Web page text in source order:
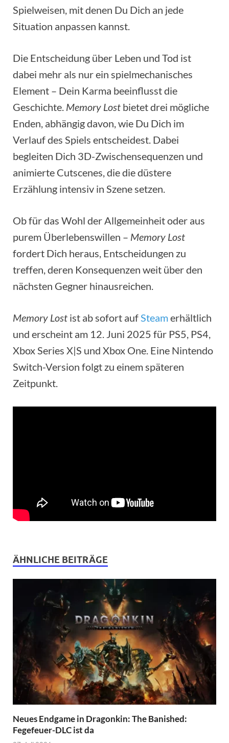
Spielweisen, mit denen Du Dich an jede
Situation anpassen kannst.
Die Entscheidung über Leben und Tod ist
dabei mehr als nur ein spielmechanisches
Element – Dein Karma beeinflusst die
Geschichte. Memory Lost bietet drei mögliche
Enden, abhängig davon, wie Du Dich im
Verlauf des Spiels entscheidest. Dabei
begleiten Dich 3D-Zwischensequenzen und
animierte Cutscenes, die die düstere
Erzählung intensiv in Szene setzen.
Ob für das Wohl der Allgemeinheit oder aus
purem Überlebenswillen – Memory Lost
fordert Dich heraus, Entscheidungen zu
treffen, deren Konsequenzen weit über den
nächsten Gegner hinausreichen.
Memory Lost ist ab sofort aufSteamerhältlich
und erscheint am 12. Juni 2025 für PS5, PS4,
Xbox Series X|S und Xbox One. Eine Nintendo
Switch-Version folgt zu einem späteren
Zeitpunkt.
ÄHNLICHE BEITRÄGE
Neues Endgame in Dragonkin: The Banished:
Fegefeuer-DLC ist da